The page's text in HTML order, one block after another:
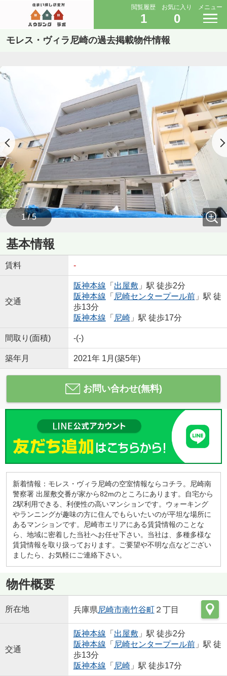
閲覧履歴
1
お気に入り
0
メニュー
モレス・ヴィラ尼崎の過去掲載物件情報
1 / 5
基本情報
賃料 -
交通
阪神本線 「 出屋敷 」駅 徒歩2分
阪神本線 「 尼崎センタープール前」駅 徒
歩13分
阪神本線 「 尼崎」駅 徒歩17分
間取り(面積) -(-)
築年月 2021年 1月(築5年)
お問い合わせ(無料)
新着情報：モレス・ヴィラ尼崎の空室情報ならコチラ。尼崎南
警察署 出屋敷交番が家から82mのところにあります。自宅から
2駅利用できる、利便性の高いマンションです。ウォーキング
やランニングが趣味の方に住んでもらいたいのが平坦な場所に
あるマンションです。尼崎市エリアにある賃貸情報のことな
ら、地域に密着した当社へお任せ下さい。当社は、多種多様な
賃貸情報を取り扱っております。ご要望や不明な点などござい
ましたら、お気軽にご連絡下さい。
物件概要
所在地 兵庫県尼崎市南竹谷町２丁目
交通
阪神本線 「 出屋敷 」駅 徒歩2分
阪神本線 「 尼崎センタープール前」駅 徒
歩13分
阪神本線 「 尼崎」駅 徒歩17分